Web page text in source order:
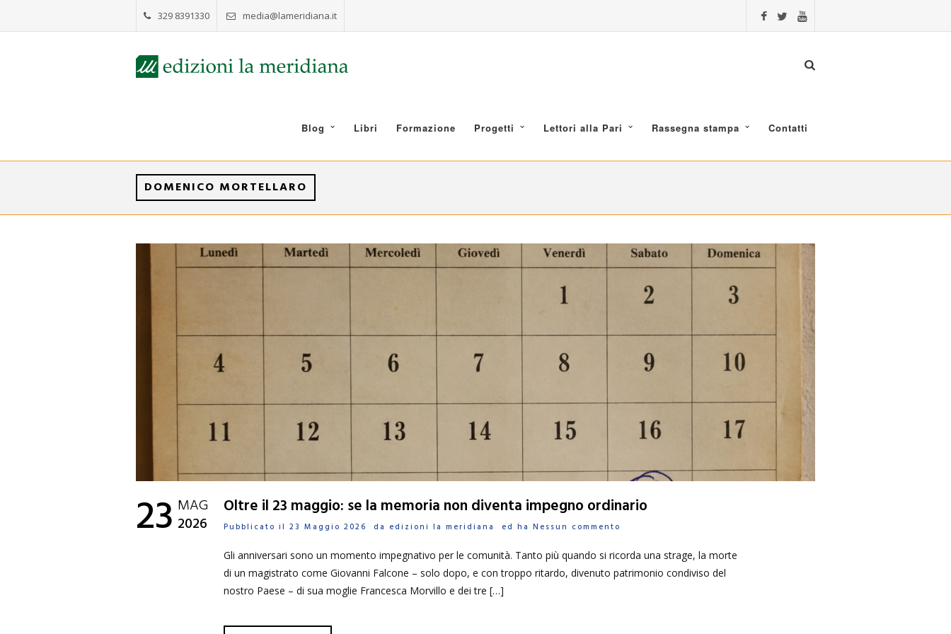
329 8391330 media@lameridiana.it
Blog Libri Formazione Progetti Lettori alla Pari Rassegna stampa Contatti
DOMENICO MORTELLARO
23 MAG
2026
Oltre il 23 maggio: se la memoria non diventa impegno ordinario
Pubblicato il 23 Maggio 2026 da edizioni la meridiana ed ha Nessun commento
Gli anniversari sono un momento impegnativo per le comunità. Tanto più quando si ricorda una strage, la morte
di un magistrato come Giovanni Falcone – solo dopo, e con troppo ritardo, divenuto patrimonio condiviso del
nostro Paese – di sua moglie Francesca Morvillo e dei tre […]